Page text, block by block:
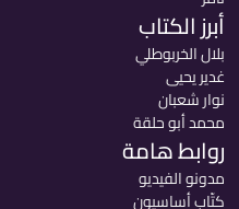
أبرز الكتاب
بلال الخربوطلي
غدير يحيى
نوار شعبان
محمد أبو حلقة
روابط هامة
مدونو الفيديو
كتّاب أساسيون